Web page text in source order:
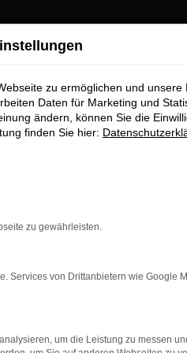
Sie im
Fahrzeuge für
Standards in Sachen
beeindruckende Audi
zu ermöglichen und unsere
Daten für Marketing und
ändern, können Sie die
finden Sie hier:
zu gewährleisten.
Services von Drittanbietern wie Google
um die Leistung zu messen